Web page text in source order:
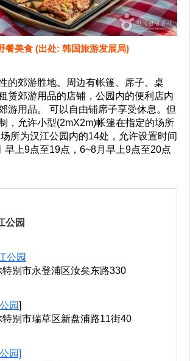
餐美食 (出处: 韩国旅游发展局)
的郊游胜地。周边有帐篷、席子、桌
赁郊游用品的店铺，公园内的便利店内
游用品。 可以自由铺席子享受休息。但
，允许小型(2mX2m)帐篷在指定的场所
所为汉江公园内的14处，允许设置时间
早上9点至19点，6~8月早上9点至20点
公园
公园
特别市永登浦区汝矣东路330
园]
特别市瑞草区新盘浦路11街40
园]